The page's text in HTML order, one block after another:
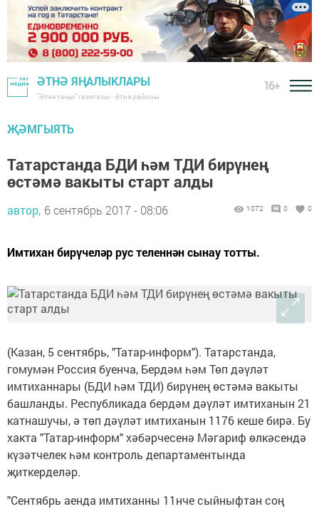
ӘТНӘ ЯҢАЛЫКЛАРЫ
"Әтнә таңы" газетасы - Әтнә районы
16+
ҖӘМГЫЯТЬ
Татарстанда БДИ һәм ТДИ бирүнең
өстәмә вакыты старт алды
автор, 6 сентябрь 2017 - 08:06 1072 0 0
Имтихан бирүчеләр рус теленнән сынау тотты.
(Казан, 5 сентябрь, "Татар-информ"). Татарстанда,
гомумән Россия буенча, Бердәм һәм Төп дәүләт
имтиханнары (БДИ һәм ТДИ) бирүнең өстәмә вакыты
башланды. Республикада бердәм дәүләт имтиханын 21
катнашучы, ә төп дәүләт имтиханын 1176 кеше бирә. Бу
хакта "Татар-информ" хәбәрчесенә Мәгариф өлкәсендә
күзәтчелек һәм контроль департаментында
җиткерделәр.
"Сентябрь аенда имтиханны 11нче сыйныфтан соң